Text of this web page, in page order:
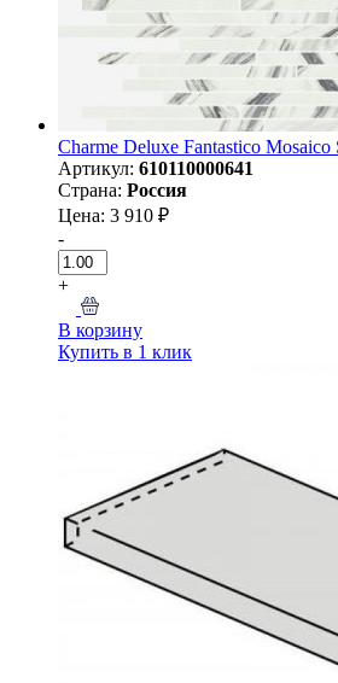
Charme Deluxe Fantastico Mosaico
Артикул: 610110000641
Страна: Россия
Цена: 3 910 ₽
-
+
В корзину
Купить в 1 клик